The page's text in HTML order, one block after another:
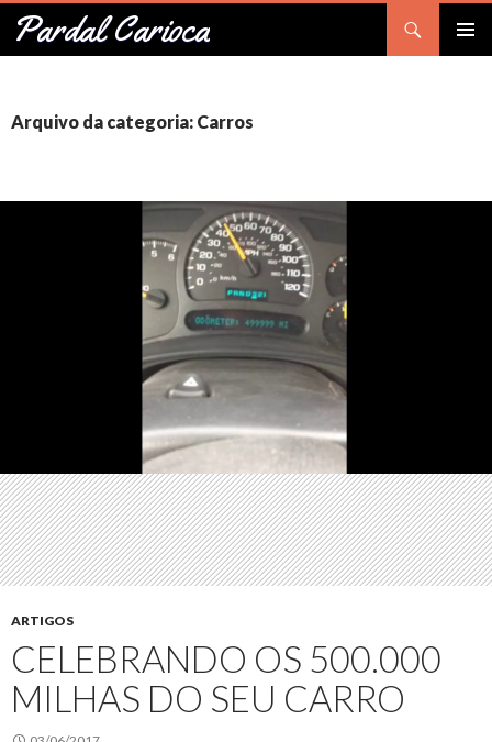
Pardal Carioca
Pesquisar
PULAR
CONTEÚDO
Arquivo da categoria: Carros
ARTIGOS
CELEBRANDO OS 500.000
MILHAS DO SEU CARRO